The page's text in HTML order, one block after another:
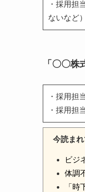
・採用担
ないなど）
「〇〇
・採用担
・採用担
今読ま
ビジ
体調
「